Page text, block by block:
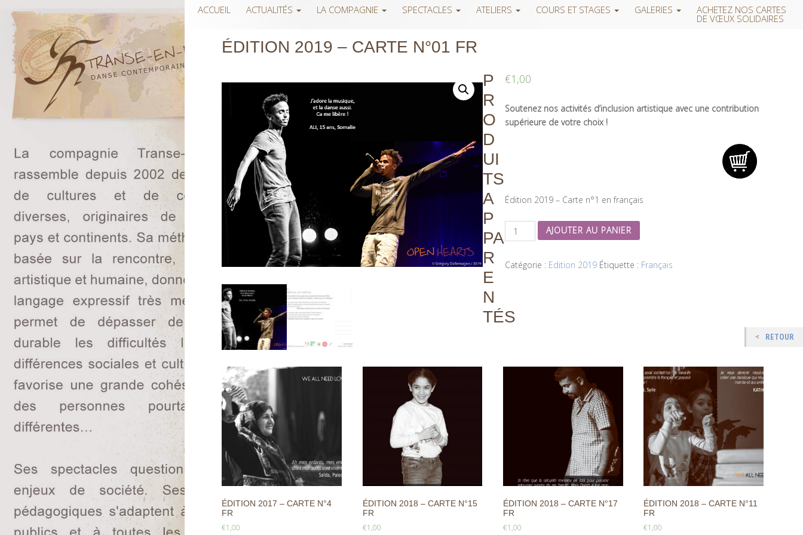
ÉDITION 2019 – CARTE N°01 FR
€1,00
Soutenez nos activités d’inclusion artistique avec une contribution
supérieure de votre choix !
Édition 2019 – Carte n°1 en français
AJOUTER AU PANIER
Catégorie : Edition 2019 Étiquette : Français
P
R
O
D
UI
TS
A
P
PA
R
E
N
TÉS
ÉDITION 2017 – CARTE N°4
FR
€1,00
ÉDITION 2018 – CARTE N°15
FR
€1,00
ÉDITION 2018 – CARTE N°17
FR
€1,00
ÉDITION 2018 – CARTE N°11
FR
€1,00
RETOUR
ACCUEIL ACTUALITÉS LA COMPAGNIE SPECTACLES ATELIERS COURS ET STAGES GALERIES ACHETEZ NOS CARTES
DE VŒUX SOLIDAIRES